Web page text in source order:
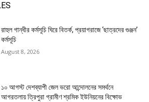
রাহুল গান্ধীর কর্মসূচি ঘিরে বিতর্ক, প্রয়াগরাজে ‘ছাত্রদের গুঞ্জন’
কর্মসূচি
August 8, 2026
১০ আগস্ট দেশব্যাপী জেল ভরো আন্দোলনের সমর্থনে
আগরতলায় ত্রিপুরা গ্রামীণ শ্রমিক ইউনিয়নের বিক্ষোভ